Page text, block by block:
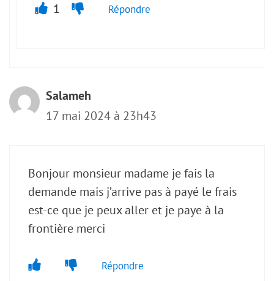
1 Répondre
Salameh
17 mai 2024 à 23h43
Bonjour monsieur madame je fais la
demande mais j’arrive pas à payé le frais
est-ce que je peux aller et je paye à la
frontière merci
Répondre